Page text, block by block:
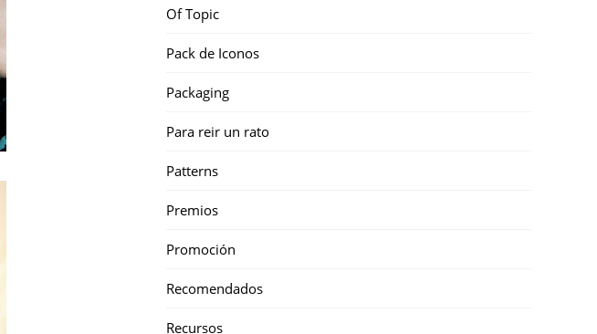
Of Topic
Pack de Iconos
Packaging
Para reir un rato
Patterns
Premios
Promoción
Recomendados
Recursos